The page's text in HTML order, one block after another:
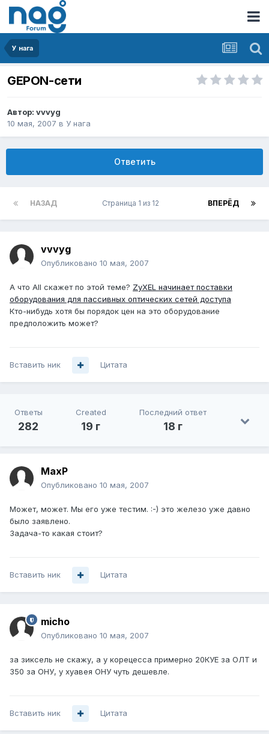
У нага
GEPON-сети
Автор: vvvyg
10 мая, 2007 в У нага
Ответить
НАЗАД ВПЕРЁД
Страница 1 из 12
vvvyg
Опубликовано 10 мая, 2007
А что All скажет по этой теме? ZyXEL начинает поставки
оборудования для пассивных оптических сетей доступа
Кто-нибудь хотя бы порядок цен на это оборудование
предположить может?
Вставить ник Цитата
Ответы
282
Created
19 г
Последний ответ
18 г
MaxP
Опубликовано 10 мая, 2007
Может, может. Мы его уже тестим. :-) это железо уже давно
было заявлено.
Задача-то какая стоит?
Вставить ник Цитата
micho
Опубликовано 10 мая, 2007
за зиксель не скажу, а у корецесса примерно 20КУЕ за ОЛТ и
350 за ОНУ, у хуавея ОНУ чуть дешевле.
Вставить ник Цитата